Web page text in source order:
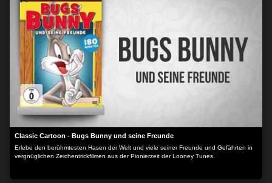
Classic Cartoon - Bugs Bunny und seine Freunde
Erlebe den berühmtesten Hasen der Welt und viele seiner Freunde und Gefährten in
vergnüglichen Zeichentrickfilmen aus der Pionierzeit der Looney Tunes.